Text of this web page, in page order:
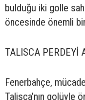
bulduğu iki golle
öncesinde önemli
TALISCA PERDEYİ
Fenerbahçe,
Talisca’nın golüyle